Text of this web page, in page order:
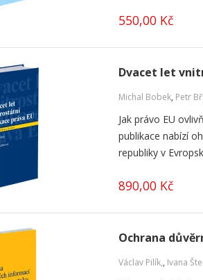
550,00 Kč
Dvacet let
Michal Bobek, Petr
Jak právo EU
publikace nabízí
republiky v
890,00 Kč
Ochrana
Václav Pilík,, Ivana